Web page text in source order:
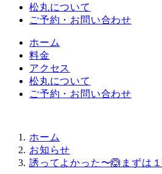
松丸について
ご予約・お問い合わせ
ホーム
料金
アクセス
松丸について
ご予約・お問い合わせ
ホーム
お知らせ
誘ってよかった〜🙆まずは